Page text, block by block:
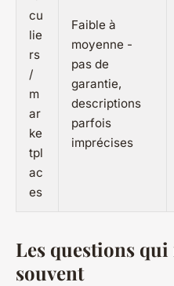
cu
lie
rs
/
m
ar
ke
tpl
ac
es
Faible à
moyenne -
pas de
garantie,
descriptions
parfois
imprécises
Les questions
souvent